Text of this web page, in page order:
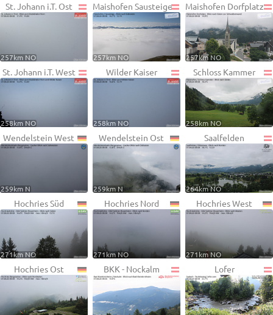
St. Johann i.T. Ost
257km NO
Maishofen Sausteige
257km NO
Maishofen Dorfplatz
257km NO
St. Johann i.T. West
258km NO
Wilder Kaiser
258km NO
Schloss Kammer
258km NO
Wendelstein West
259km N
Wendelstein Ost
259km N
Saalfelden
264km NO
Hochries Süd
271km NO
Hochries Nord
271km NO
Hochries West
271km NO
Hochries Ost BKK - Nockalm Lofer